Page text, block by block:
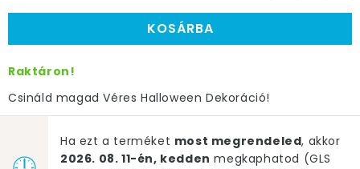
KOSÁRBA
Raktáron!
Csináld magad Véres Halloween Dekoráció!
Ha ezt a terméket most megrendeled, akkor
2026. 08. 11-én, kedden megkaphatod (GLS